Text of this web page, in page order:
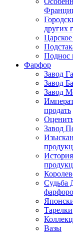
других
Поднос
Фарфор
Завод
Завод
Завод
продать
Завод
Судьба
Тарелки
Вазы